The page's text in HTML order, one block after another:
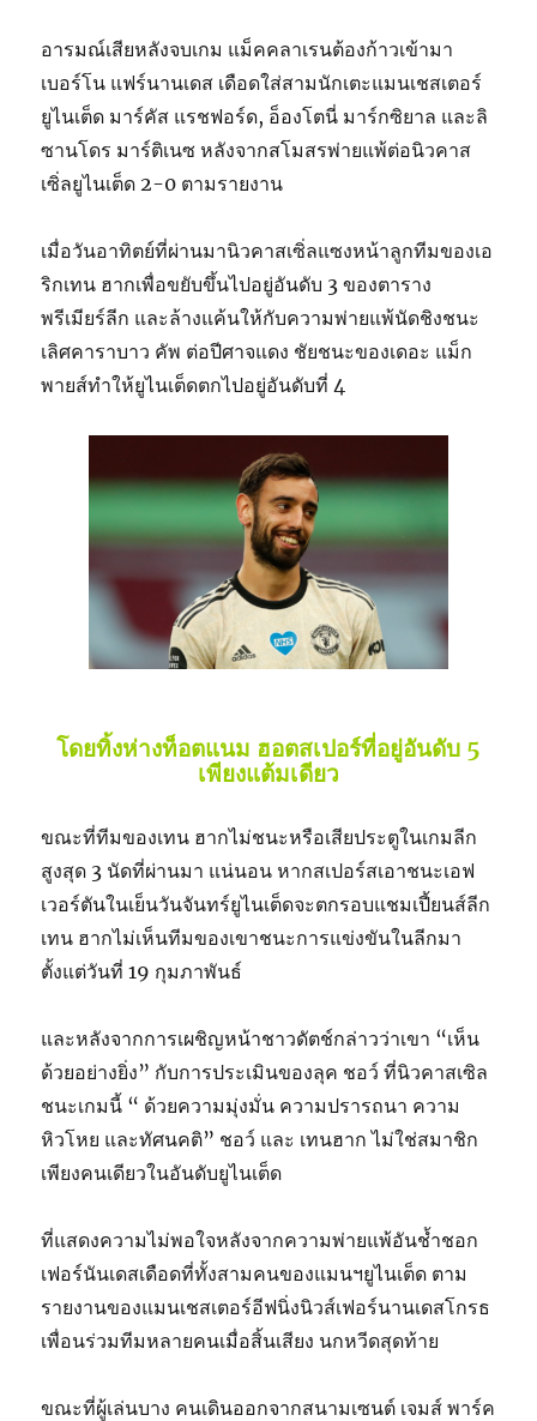
อารมณ์เสียหลังจบเกม แม็คคลาเรนต้องก้าวเข้ามา
เบอร์โน แฟร์นานเดส เดือดใส่สามนักเตะแมนเชสเตอร์
ยูไนเต็ด มาร์คัส แรชฟอร์ด, อ็องโตนี่ มาร์กซิยาล และลิ
ซานโดร มาร์ติเนซ หลังจากสโมสรพ่ายแพ้ต่อนิวคาส
เซิ่ลยูไนเต็ด 2-0 ตามรายงาน
เมื่อวันอาทิตย์ที่ผ่านมานิวคาสเซิ่ลแซงหน้าลูกทีมของเอ
ริกเทน ฮากเพื่อขยับขึ้นไปอยู่อันดับ 3 ของตาราง
พรีเมียร์ลีก และล้างแค้นให้กับความพ่ายแพ้นัดชิงชนะ
เลิศคาราบาว คัพ ต่อปีศาจแดง ชัยชนะของเดอะ แม็ก
พายส์ทำให้ยูไนเต็ดตกไปอยู่อันดับที่ 4
โดยทิ้งห่างท็อตแนม ฮอตสเปอร์ที่อยู่อันดับ 5
เพียงแต้มเดียว
ขณะที่ทีมของเทน ฮากไม่ชนะหรือเสียประตูในเกมลีก
สูงสุด 3 นัดที่ผ่านมา แน่นอน หากสเปอร์สเอาชนะเอฟ
เวอร์ตันในเย็นวันจันทร์ยูไนเต็ดจะตกรอบแชมเปี้ยนส์ลีก
เทน ฮากไม่เห็นทีมของเขาชนะการแข่งขันในลีกมา
ตั้งแต่วันที่ 19 กุมภาพันธ์
และหลังจากการเผชิญหน้าชาวดัตช์กล่าวว่าเขา “เห็น
ด้วยอย่างยิ่ง” กับการประเมินของลุค ชอว์ ที่นิวคาสเซิล
ชนะเกมนี้ “ ด้วยความมุ่งมั่น ความปรารถนา ความ
หิวโหย และทัศนคติ” ชอว์ และ เทนฮาก ไม่ใช่สมาชิก
เพียงคนเดียวในอันดับยูไนเต็ด
ที่แสดงความไม่พอใจหลังจากความพ่ายแพ้อันช้ำชอก
เฟอร์นันเดสเดือดที่ทั้งสามคนของแมนฯยูไนเต็ด ตาม
รายงานของแมนเชสเตอร์อีฟนิ่งนิวส์เฟอร์นานเดสโกรธ
เพื่อนร่วมทีมหลายคนเมื่อสิ้นเสียง นกหวีดสุดท้าย
ขณะที่ผู้เล่นบาง คนเดินออกจากสนามเซนต์ เจมส์ พาร์ค